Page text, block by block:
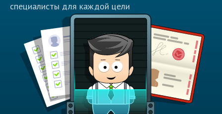
специалисты для каждой цели